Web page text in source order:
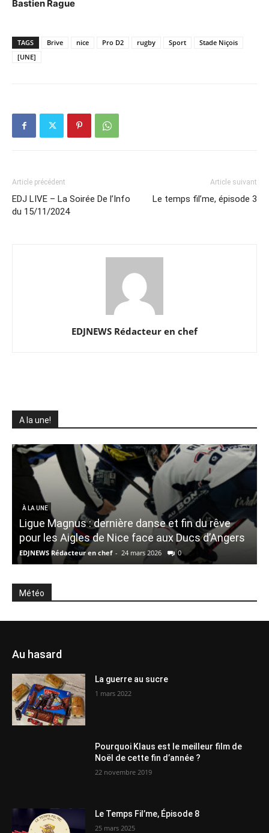
Bastien Rague
TAGS Brive nice Pro D2 rugby Sport
Stade Niçois
[UNE]
Article précédent
EDJ LIVE – La Soirée De l’Info
du 15/11/2024
Article suivant
Le temps fil’me, épisode 3
EDJNEWS Rédacteur en chef
A la une!
À LA UNE
Ligue Magnus : dernière danse et fin du rêve
pour les Aigles de Nice face aux Ducs d’Angers
EDJNEWS Rédacteur en chef - 24 mars 2026 0
Météo
Au hasard
La guerre au sucre
1 mars 2022
Pourquoi Klaus est le meilleur film de
Noël de cette fin d’année ?
22 novembre 2019
Le Temps Fil’me, Épisode 8
25 mars 2025